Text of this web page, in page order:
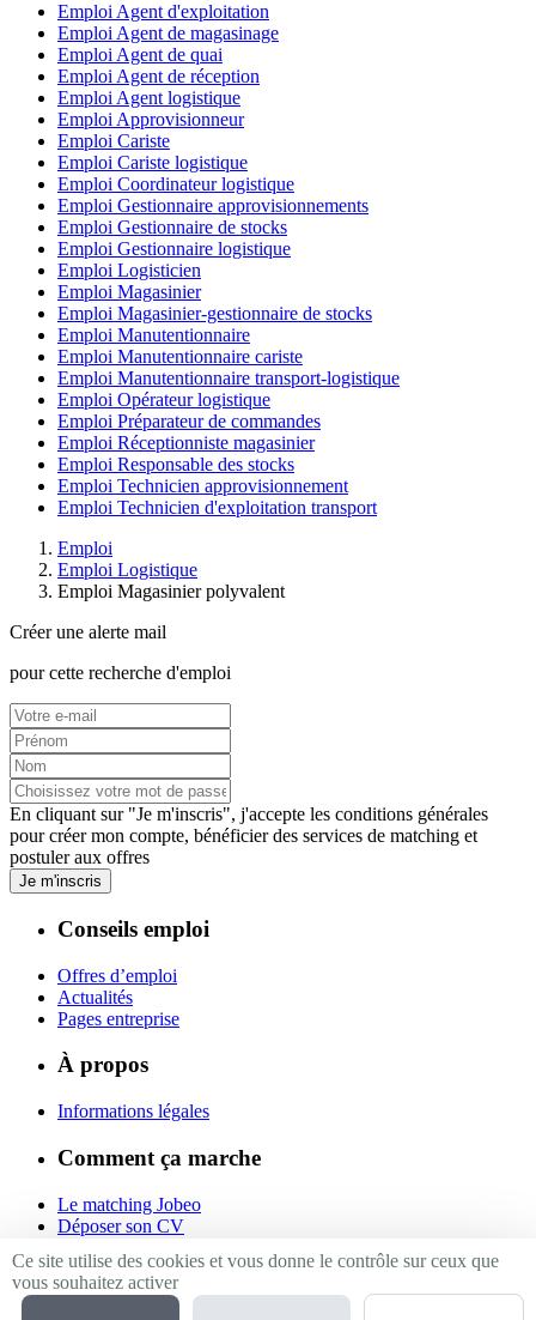
Emploi Agent d'exploitation
Emploi Agent de magasinage
Emploi Agent de quai
Emploi Agent de réception
Emploi Agent logistique
Emploi Approvisionneur
Emploi Cariste
Emploi Cariste logistique
Emploi Coordinateur logistique
Emploi Gestionnaire approvisionnements
Emploi Gestionnaire de stocks
Emploi Gestionnaire logistique
Emploi Logisticien
Emploi Magasinier
Emploi Magasinier-gestionnaire de stocks
Emploi Manutentionnaire
Emploi Manutentionnaire cariste
Emploi Manutentionnaire transport-logistique
Emploi Opérateur logistique
Emploi Préparateur de commandes
Emploi Réceptionniste magasinier
Emploi Responsable des stocks
Emploi Technicien approvisionnement
Emploi Technicien d'exploitation transport
Emploi
Emploi Logistique
Emploi Magasinier polyvalent
Créer une alerte mail
pour cette recherche d'emploi
En cliquant sur "Je m'inscris", j'accepte les conditions générales
pour créer mon compte, bénéficier des services de matching et
postuler aux offres
Je m'inscris
Conseils emploi
Offres d’emploi
Actualités
Pages entreprise
À propos
Informations légales
Comment ça marche
Le matching Jobeo
Déposer son CV
Suivez-nous
Ce site utilise des cookies et vous donne le contrôle sur ceux que
vous souhaitez activer